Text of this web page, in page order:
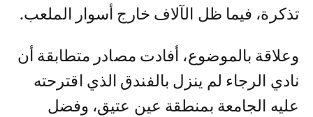
تذكرة، فيما ظل الآلاف خارج أسوار الملعب.
وعلاقة بالموضوع، أفادت مصادر متطابقة أن
نادي الرجاء لم ينزل بالفندق الذي اقترحته
عليه الجامعة بمنطقة عين عتيق، وفضل